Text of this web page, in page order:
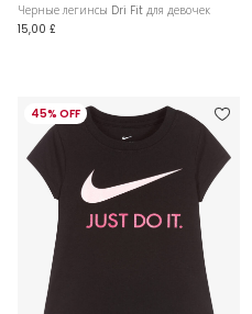
Черные легинсы Dri Fit для девочек
15,00 £
45% OFF